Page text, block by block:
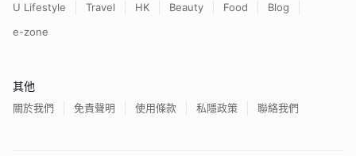
U Lifestyle Travel HK Beauty Food
Blog
e-zone
其他
關於我們 免責聲明 使用條款 私隱政策 聯絡我們